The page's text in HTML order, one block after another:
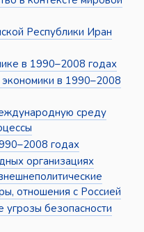
Республики Иран
в 1990–2008 годах
в 1990–2008
среду
годах
организациях
отношения с Россией
безопасности